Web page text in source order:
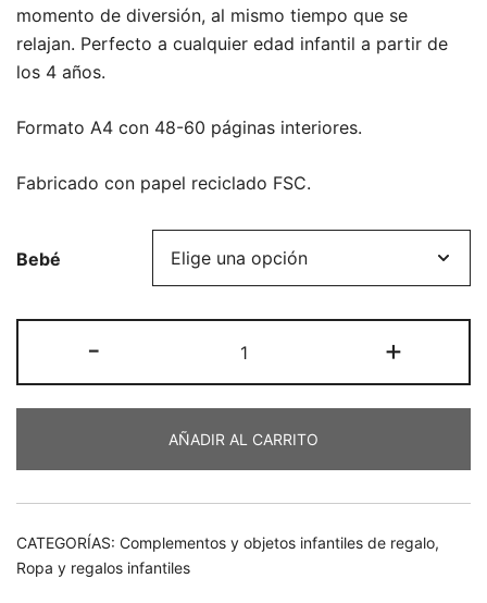
momento de diversión, al mismo tiempo que se
relajan. Perfecto a cualquier edad infantil a partir de
los 4 años.
Formato A4 con 48-60 páginas interiores.
Fabricado con papel reciclado FSC.
Bebé
-
para
colorear
+
AÑADIR AL CARRITO
CATEGORÍAS: Complementos y objetos infantiles de regalo,
Ropa y regalos infantiles